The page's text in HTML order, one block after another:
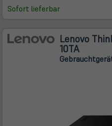
Sofort lieferbar
Lenovo
10TA